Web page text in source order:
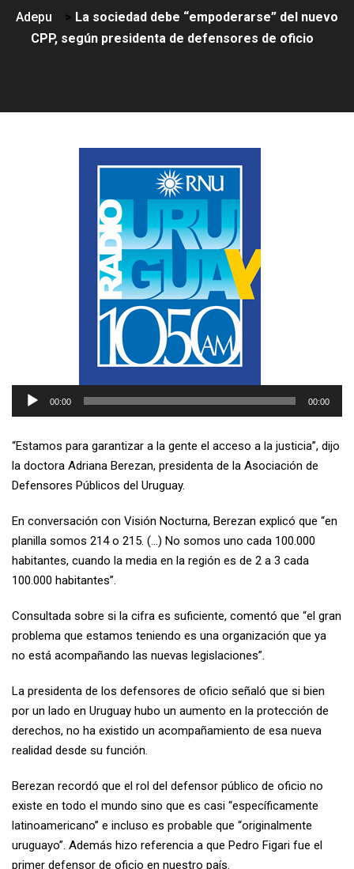
Adepu > La sociedad debe “empoderarse” del nuevo
CPP, según presidenta de defensores de oficio
Reproductor
de
00:00 00:00
“Estamos para garantizar a la gente el acceso a la justicia”, dijo
la doctora Adriana Berezan, presidenta de la Asociación de
Defensores Públicos del Uruguay.
En conversación con Visión Nocturna, Berezan explicó que “en
planilla somos 214 o 215. (…) No somos uno cada 100.000
habitantes, cuando la media en la región es de 2 a 3 cada
100.000 habitantes”.
Consultada sobre si la cifra es suficiente, comentó que “el gran
problema que estamos teniendo es una organización que ya
no está acompañando las nuevas legislaciones”.
La presidenta de los defensores de oficio señaló que si bien
por un lado en Uruguay hubo un aumento en la protección de
derechos, no ha existido un acompañamiento de esa nueva
realidad desde su función.
Berezan recordó que el rol del defensor público de oficio no
existe en todo el mundo sino que es casi “específicamente
latinoamericano” e incluso es probable que “originalmente
uruguayo”. Además hizo referencia a que Pedro Figari fue el
primer defensor de oficio en nuestro país.